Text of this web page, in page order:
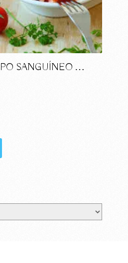
SANGUÍNEO …